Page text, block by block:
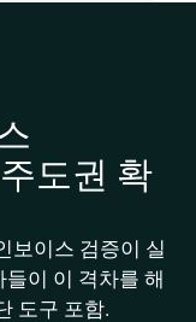
도권 확
보이스 검증이 실
이 이 격차를 해
도구 포함.